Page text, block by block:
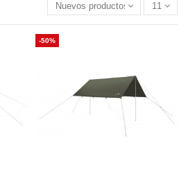
Nuevos productos primero
11
-50%